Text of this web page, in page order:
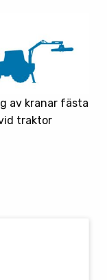
av kranar fästa
traktor